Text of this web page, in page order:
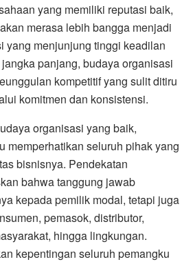
yang memiliki reputasi baik,
merasa lebih bangga menjadi
yang menjunjung tinggi keadilan
panjang, budaya organisasi
kompetitif yang sulit ditiru
komitmen dan konsistensi.
organisasi yang baik,
memperhatikan seluruh pihak yang
bisnisnya. Pendekatan
bahwa tanggung jawab
kepada pemilik modal, tetapi juga
pemasok, distributor,
hingga lingkungan.
kepentingan seluruh pemangku